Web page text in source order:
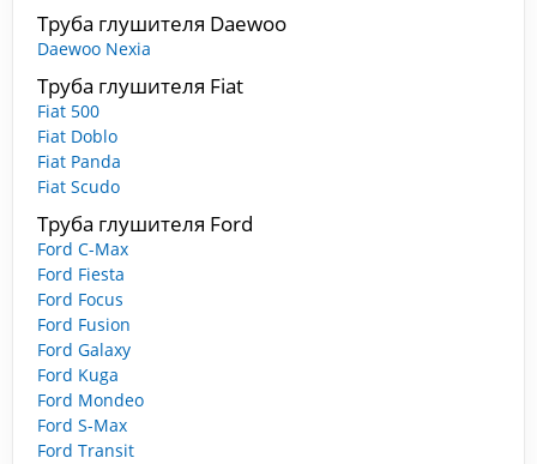
Труба глушителя Daewoo
Daewoo Nexia
Труба глушителя Fiat
Fiat 500
Fiat Doblo
Fiat Panda
Fiat Scudo
Труба глушителя Ford
Ford C-Max
Ford Fiesta
Ford Focus
Ford Fusion
Ford Galaxy
Ford Kuga
Ford Mondeo
Ford S-Max
Ford Transit